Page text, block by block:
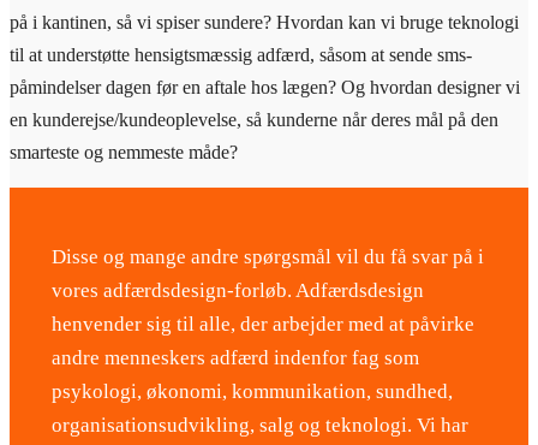
på i kantinen, så vi spiser sundere? Hvordan kan vi bruge teknologi
til at understøtte hensigtsmæssig adfærd, såsom at sende sms-
påmindelser dagen før en aftale hos lægen? Og hvordan designer vi
en kunderejse/kundeoplevelse, så kunderne når deres mål på den
smarteste og nemmeste måde?
Disse og mange andre spørgsmål vil du få svar på i
vores adfærdsdesign-forløb. Adfærdsdesign
henvender sig til alle, der arbejder med at påvirke
andre menneskers adfærd indenfor fag som
psykologi, økonomi, kommunikation, sundhed,
organisationsudvikling, salg og teknologi. Vi har